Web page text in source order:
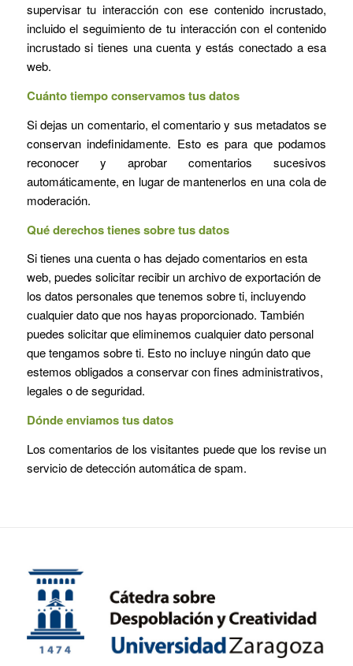
supervisar tu interacción con ese contenido incrustado,
incluido el seguimiento de tu interacción con el contenido
incrustado si tienes una cuenta y estás conectado a esa
web.
Cuánto tiempo conservamos tus datos
Si dejas un comentario, el comentario y sus metadatos se
conservan indefinidamente. Esto es para que podamos
reconocer y aprobar comentarios sucesivos
automáticamente, en lugar de mantenerlos en una cola de
moderación.
Qué derechos tienes sobre tus datos
Si tienes una cuenta o has dejado comentarios en esta
web, puedes solicitar recibir un archivo de exportación de
los datos personales que tenemos sobre ti, incluyendo
cualquier dato que nos hayas proporcionado. También
puedes solicitar que eliminemos cualquier dato personal
que tengamos sobre ti. Esto no incluye ningún dato que
estemos obligados a conservar con fines administrativos,
legales o de seguridad.
Dónde enviamos tus datos
Los comentarios de los visitantes puede que los revise un
servicio de detección automática de spam.